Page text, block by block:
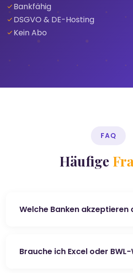
Bankfähig
DSGVO & DE-Hosting
Kein Abo
FAQ
Häufige
Welche Banken akzeptieren
Brauche ich Excel oder